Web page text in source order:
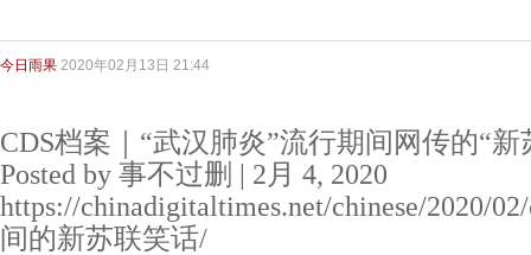
今日雨果 2020年02月13日 21:44
CDS档案｜“武汉肺炎”流行期间网传的“新
Posted by 事不过删 | 2月 4, 2020
https://chinadigitaltimes.net/chinese/2020/
间的新苏联笑话/